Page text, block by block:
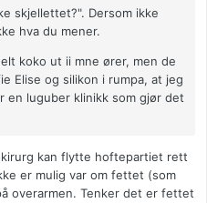
skjellettet?". Dersom ikke
hva du mener.
koko ut ii mne ører, men de
Elise og silikon i rumpa, at jeg
en luguber klinikk som gjør det
kan flytte hoftepartiet rett
er mulig var om fettet (som
overarmen. Tenker det er fettet